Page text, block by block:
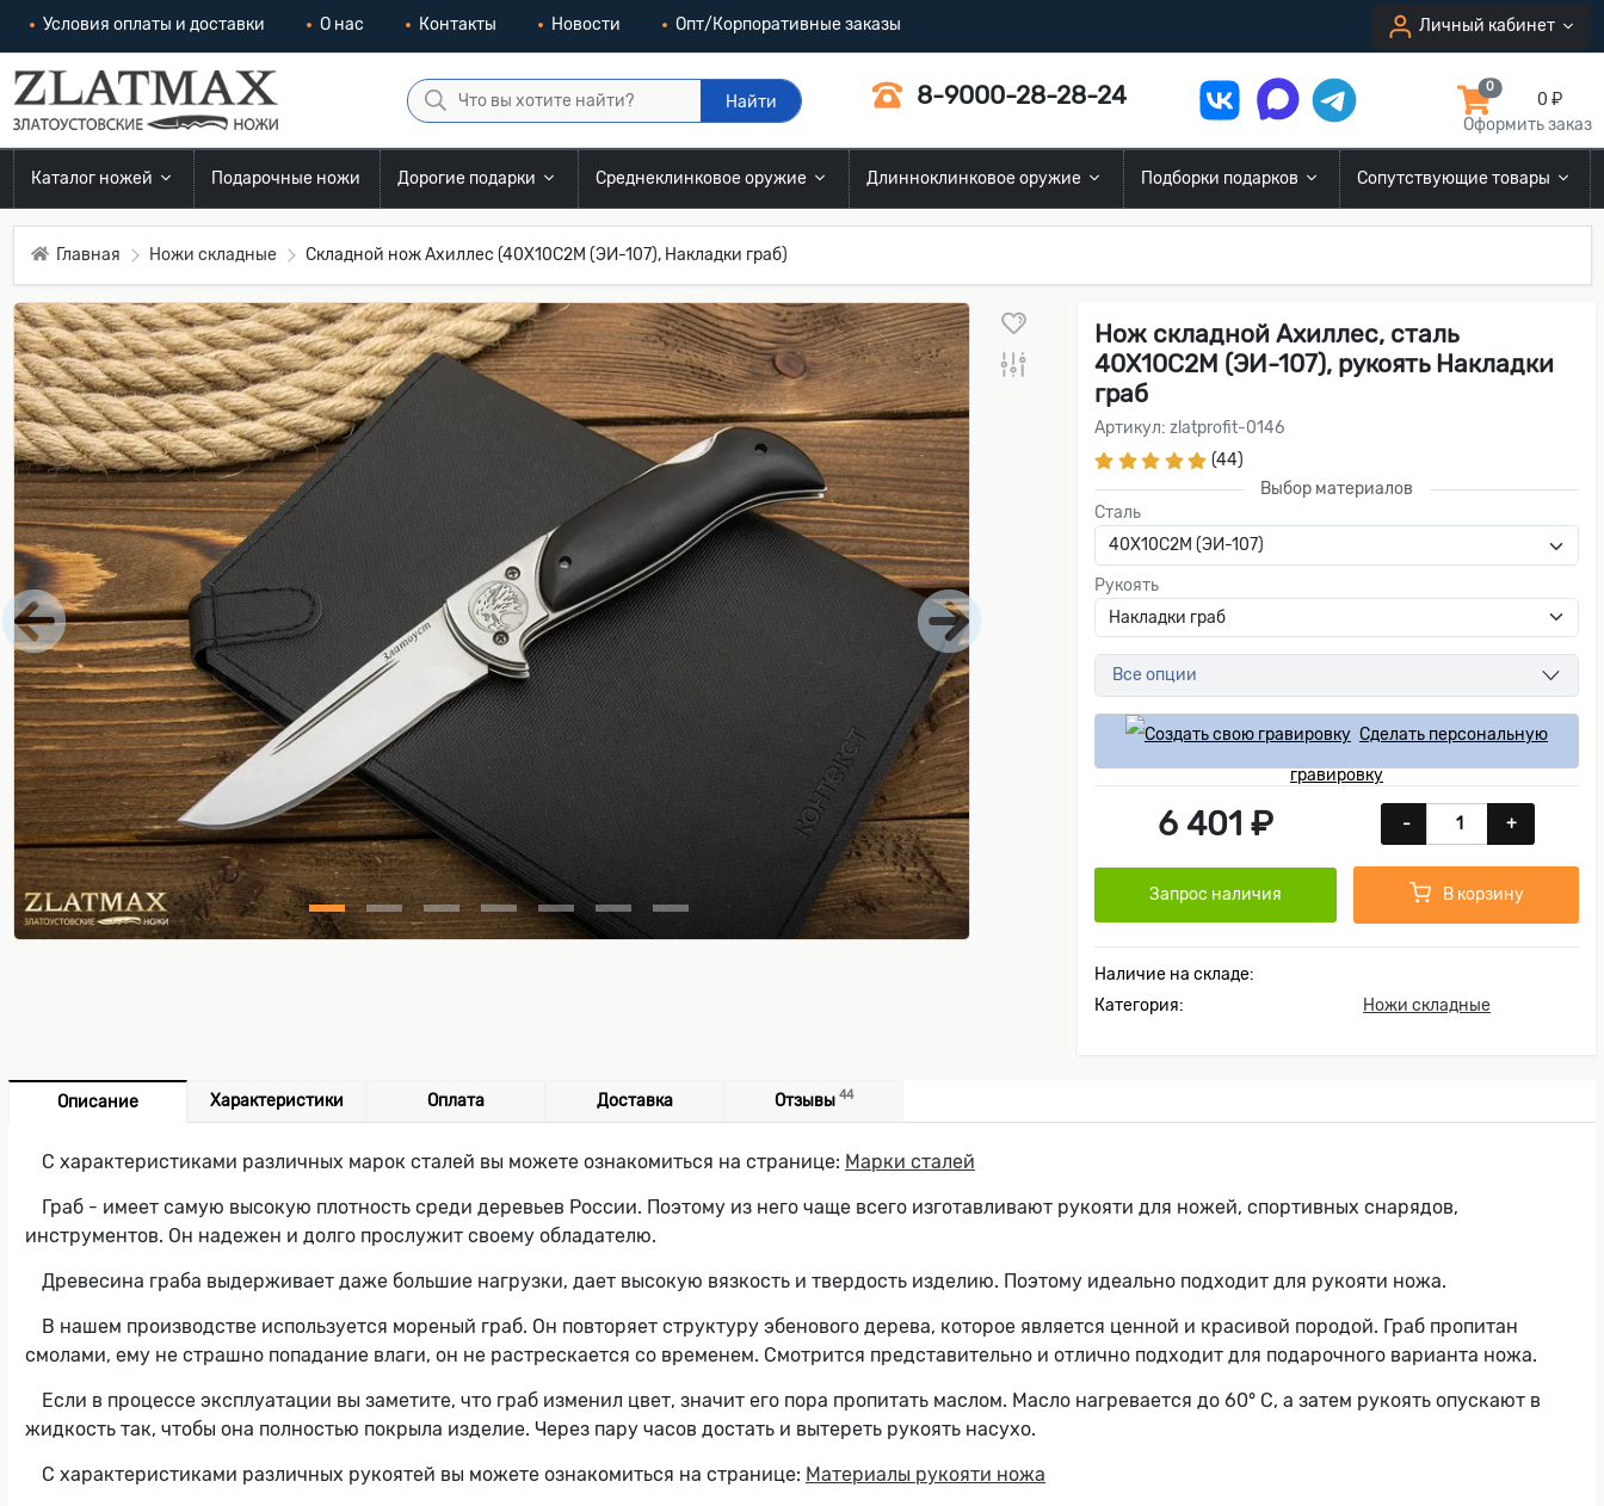
Условия оплаты и доставки О нас Контакты Новости Опт/Корпоративные заказы Личный кабинет
Найти 8-9000-28-28-24 0
0 ₽
Оформить заказ
Каталог ножей Подарочные ножи Дорогие подарки Среднеклинковое оружие Длинноклинковое оружие Подборки подарков Сопутствующие товары
Главная Ножи складные Складной нож Ахиллес (40Х10С2М (ЭИ-107), Накладки граб)
Нож складной Ахиллес, сталь
40Х10С2М (ЭИ-107), рукоять Накладки
граб
Артикул: zlatprofit-0146
(44)
Выбор материалов
Сталь
Рукоять
Все опции
Сделать персональную
гравировку
6 401 ₽ - +
Запрос наличия В корзину
Наличие на складе:
Категория:
Ножи складные
Описание Характеристики Оплата Доставка Отзывы 44
С характеристиками различных марок сталей вы можете ознакомиться на странице: Марки сталей
Граб - имеет самую высокую плотность среди деревьев России. Поэтому из него чаще всего изготавливают рукояти для ножей, спортивных снарядов,
инструментов. Он надежен и долго прослужит своему обладателю.
Древесина граба выдерживает даже большие нагрузки, дает высокую вязкость и твердость изделию. Поэтому идеально подходит для рукояти ножа.
В нашем производстве используется мореный граб. Он повторяет структуру эбенового дерева, которое является ценной и красивой породой. Граб пропитан
смолами, ему не страшно попадание влаги, он не растрескается со временем. Смотрится представительно и отлично подходит для подарочного варианта ножа.
Если в процессе эксплуатации вы заметите, что граб изменил цвет, значит его пора пропитать маслом. Масло нагревается до 60° C, а затем рукоять опускают в
жидкость так, чтобы она полностью покрыла изделие. Через пару часов достать и вытереть рукоять насухо.
С характеристиками различных рукоятей вы можете ознакомиться на странице: Материалы рукояти ножа